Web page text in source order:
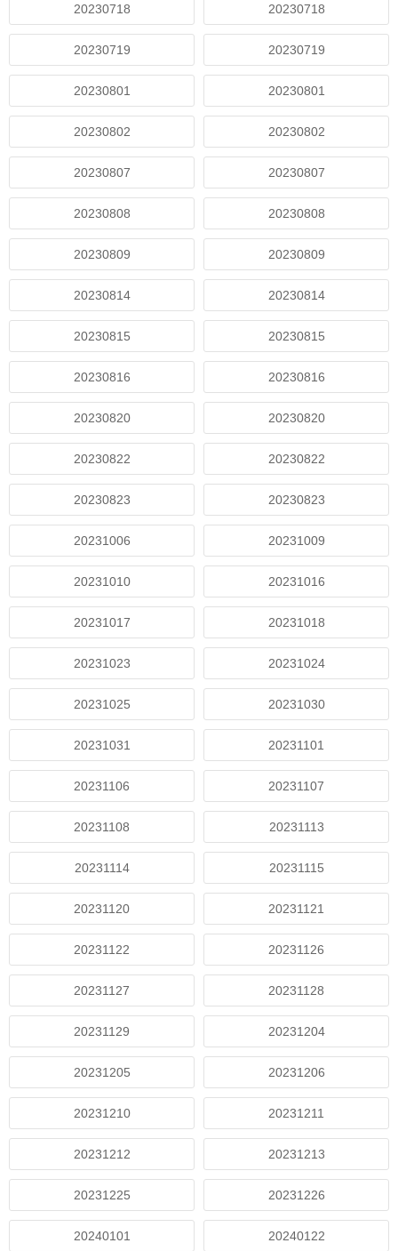
20230718 20230718
20230719 20230719
20230801 20230801
20230802 20230802
20230807 20230807
20230808 20230808
20230809 20230809
20230814 20230814
20230815 20230815
20230816 20230816
20230820 20230820
20230822 20230822
20230823 20230823
20231006 20231009
20231010 20231016
20231017 20231018
20231023 20231024
20231025 20231030
20231031 20231101
20231106 20231107
20231108 20231113
20231114 20231115
20231120 20231121
20231122 20231126
20231127 20231128
20231129 20231204
20231205 20231206
20231210 20231211
20231212 20231213
20231225 20231226
20240101 20240122